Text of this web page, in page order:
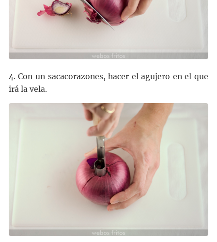
4. Con un sacacorazones, hacer el agujero en el que
irá la vela.